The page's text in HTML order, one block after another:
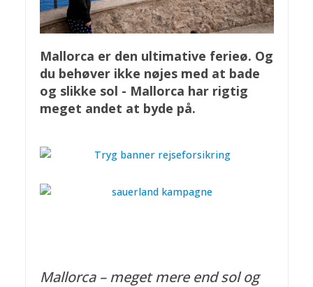
Mallorca er den ultimative ferieø. Og
du behøver ikke nøjes med at bade
og slikke sol - Mallorca har rigtig
meget andet at byde på.
Mallorca – meget mere end sol og